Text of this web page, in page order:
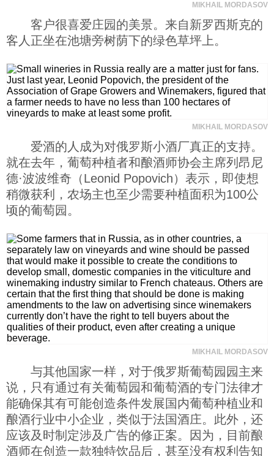
MIKHAIL MORDASOV
客户很喜爱庄园的美景。来自新罗西斯克的
客人正坐在池塘旁树荫下的绿色草坪上。
MIKHAIL MORDASOV
爱酒的人成为对俄罗斯小酒厂真正的支持。
就在去年，葡萄种植者和酿酒师协会主席列昂尼
德·波波维奇（Leonid Popovich）表示，即使想
稍微获利，农场主也至少需要种植面积为100公
顷的葡萄园。
MIKHAIL MORDASOV
与其他国家一样，对于俄罗斯葡萄园园主来
说，只有通过有关葡萄园和葡萄酒的专门法律才
能确保其有可能创造条件发展国内葡萄种植业和
酿酒行业中小企业，类似于法国酒庄。此外，还
应该及时制定涉及广告的修正案。因为，目前酿
酒师在创造一款独特饮品后，甚至没有权利告知